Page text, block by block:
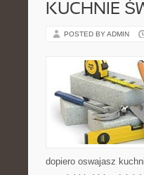
KUCHNIE
POSTED BY ADMIN
dopiero oswajasz